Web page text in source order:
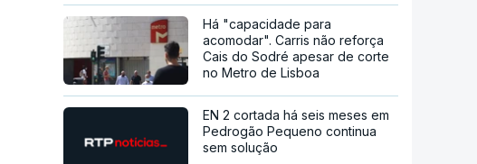
Há "capacidade para
acomodar". Carris não reforça
Cais do Sodré apesar de corte
no Metro de Lisboa
EN 2 cortada há seis meses em
Pedrogão Pequeno continua
sem solução